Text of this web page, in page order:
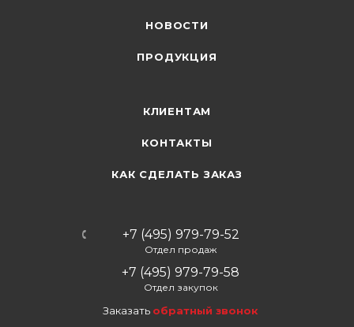
НОВОСТИ
ПРОДУКЦИЯ
КЛИЕНТАМ
КОНТАКТЫ
КАК СДЕЛАТЬ ЗАКАЗ
+7 (495) 979-79-52
Отдел продаж
+7 (495) 979-79-58
Отдел закупок
Заказать обратный звонок